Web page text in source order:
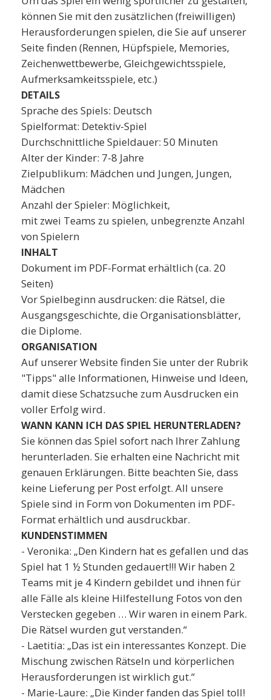
können Sie mit den zusätzlichen (freiwilligen)
Herausforderungen spielen, die Sie auf unserer
Seite finden (Rennen, Hüpfspiele, Memories,
Zeichenwettbewerbe, Gleichgewichtsspiele,
Aufmerksamkeitsspiele, etc.)
DETAILS
Sprache des Spiels: Deutsch
Spielformat: Detektiv-Spiel
Durchschnittliche Spieldauer: 50 Minuten
Alter der Kinder: 7-8 Jahre
Zielpublikum: Mädchen und Jungen, Jungen,
Mädchen
Anzahl der Spieler: Möglichkeit,
mit zwei Teams zu spielen, unbegrenzte Anzahl
von Spielern
INHALT
Dokument im PDF-Format erhältlich (ca. 20
Seiten)
Vor Spielbeginn ausdrucken: die Rätsel, die
Ausgangsgeschichte, die Organisationsblätter,
die Diplome.
ORGANISATION
Auf unserer Website finden Sie unter der Rubrik
"Tipps" alle Informationen, Hinweise und Ideen,
damit diese Schatzsuche zum Ausdrucken ein
voller Erfolg wird.
WANN KANN ICH DAS SPIEL HERUNTERLADEN?
Sie können das Spiel sofort nach Ihrer Zahlung
herunterladen. Sie erhalten eine Nachricht mit
genauen Erklärungen. Bitte beachten Sie, dass
keine Lieferung per Post erfolgt. All unsere
Spiele sind in Form von Dokumenten im PDF-
Format erhältlich und ausdruckbar.
KUNDENSTIMMEN
- Veronika: „Den Kindern hat es gefallen und das
Spiel hat 1 ½ Stunden gedauert!!! Wir haben 2
Teams mit je 4 Kindern gebildet und ihnen für
alle Fälle als kleine Hilfestellung Fotos von den
Verstecken gegeben … Wir waren in einem Park.
Die Rätsel wurden gut verstanden.“
- Laetitia: „Das ist ein interessantes Konzept. Die
Mischung zwischen Rätseln und körperlichen
Herausforderungen ist wirklich gut.“
- Marie-Laure: „Die Kinder fanden das Spiel toll!